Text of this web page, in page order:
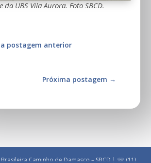
da UBS Vila Aurora. Foto SBCD.
postagem anterior
Próxima postagem →
Caminho de Damasco – SBCD | ☏ (11)